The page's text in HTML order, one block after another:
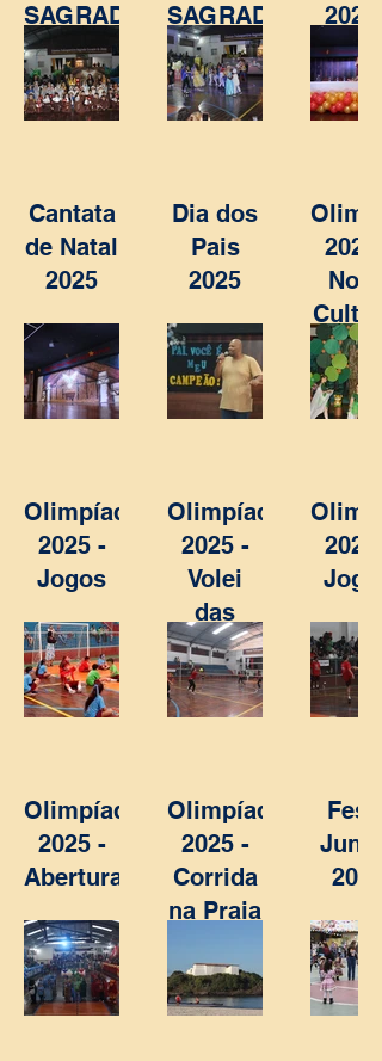
SAGRADO
-
ABERTURA
SAGRADO
- NOITE
CULTURAL
2025 -
501
Cantata
de Natal
2025
Dia dos
Pais
2025
2025 -
Noite
Olimpíadas
2025 -
Jogos
Olimpíadas
2025 -
Volei
das
Mães
2025 -
Jogos
Olimpíadas
2025 -
Abertura
Olimpíadas
2025 -
Corrida
na Praia
Festa
Junina
2025